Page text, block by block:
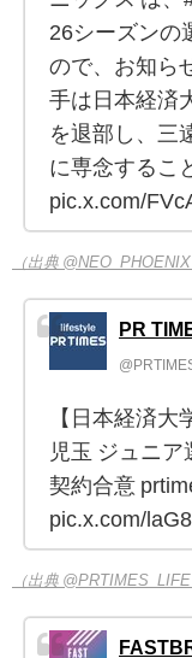
26シーズンの
ので、お知ら
手は日本経済
を退部し、三
に専念するこ
pic.x.com/
（出典 @NEO_PHOENIX
PR
【日本経済
児玉 ジュニア
契約合意
pic.x.com/
（出典 @PRTIMES_LIFE